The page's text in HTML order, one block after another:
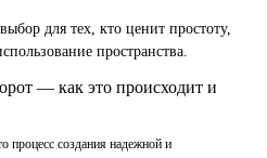
для тех, кто ценит простоту,
пространства.
— как это происходит и
процесс создания надежной и